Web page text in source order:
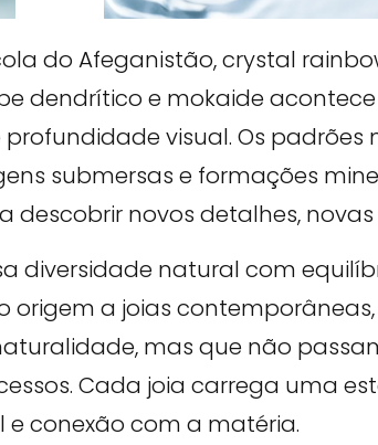
do Afeganistão, crystal
dendrítico e mokaide
visual. Os
submersas e formações
novos detalhes,
diversidade natural com
a joias contemporâneas,
mas que não
Cada joia carrega uma
conexão com a matéria.